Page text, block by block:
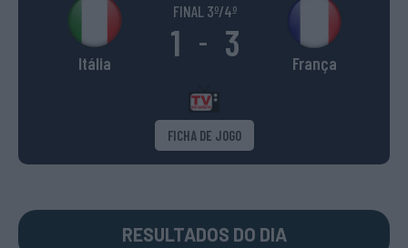
Itália
FINAL 3º/4º
1 - 3 França
FICHA DE JOGO
RESULTADOS DO DIA